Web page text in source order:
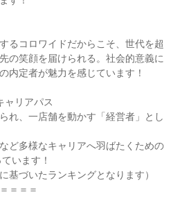
るコロワイドだからこそ、世代を超
の笑顔を届けられる。社会的意義に
内定者が魅力を感じています！
ャリアパス
れ、一店舗を動かす「経営者」とし
ど多様なキャリアへ羽ばたくための
います！
基づいたランキングとなります）
＝＝＝